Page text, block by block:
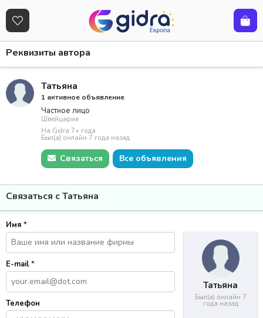
Реквизиты автора
Татьяна
1 активное объявление
Частное лицо
Швейцария
На Gidra 7+ года
Был(а) онлайн 7 года назад
Связаться Все объявления
Связаться с Татьяна
Татьяна
Был(а) онлайн 7
года назад
Имя *
E-mail*
Телефон